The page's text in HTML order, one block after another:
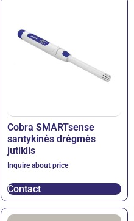
Cobra SMARTsense
santykinės drėgmės
jutiklis
Inquire about price
Contact